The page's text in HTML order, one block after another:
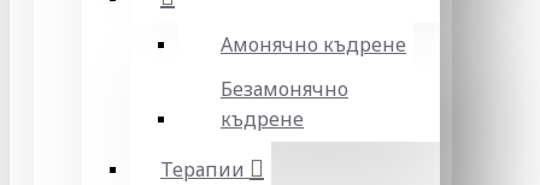
Амонячно къдрене
Безамонячно
къдрене
Терапии